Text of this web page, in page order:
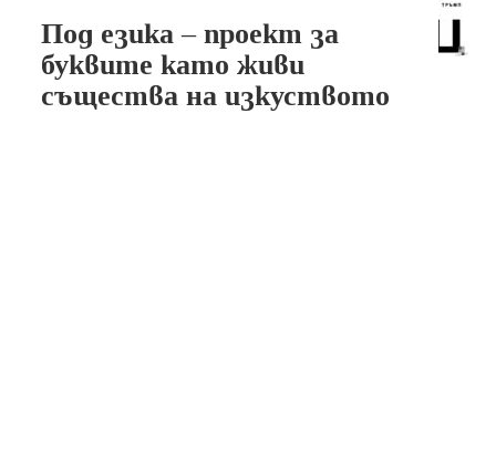
Под езика – проект за
буквите като живи
същества на изкуството